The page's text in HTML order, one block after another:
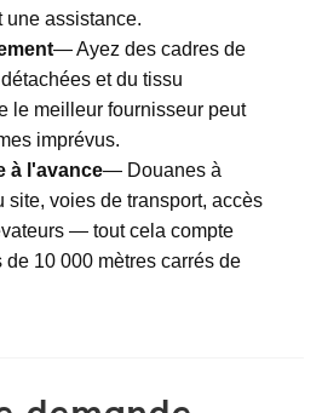
une assistance.
— Ayez des cadres de
et du tissu
le meilleur fournisseur peut
imprévus.
à l'avance— Douanes à
site, voies de transport, accès
— tout cela compte
de 10 000 mètres carrés de